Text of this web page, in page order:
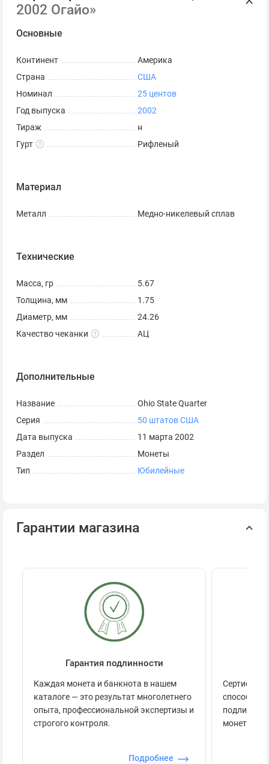
2002 Огайо»
Основные
Континент
Америка
Страна
США
Номинал
25 центов
Год выпуска
2002
Тираж
н
Гурт
Рифленый
Материал
Металл Медно-никелевый сплав
Технические
Масса, гр
5.67
Толщина, мм
1.75
Диаметр, мм
24.26
Качество чеканки
АЦ
Дополнительные
Название
Ohio State Quarter
Серия
50 штатов США
Дата выпуска
11 марта 2002
Раздел
Монеты
Тип
Юбилейные
Гарантии магазина
Гарантия подлинности
Каждая монета и банкнота в нашем
каталоге — это результат многолетнего
опыта, профессиональной экспертизы и
строгого контроля.
Подробнее
способов
монеты.